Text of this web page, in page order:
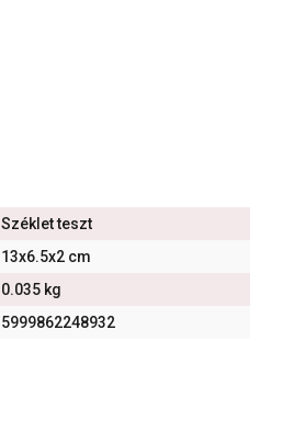
Széklet teszt
13x6.5x2 cm
0.035 kg
5999862248932